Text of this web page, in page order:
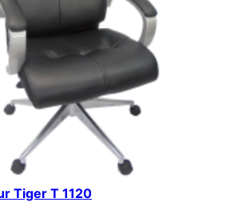
Tiger T 1120